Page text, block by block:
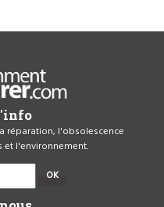
réparation, l'obsolescence
et l'environnement.
OK